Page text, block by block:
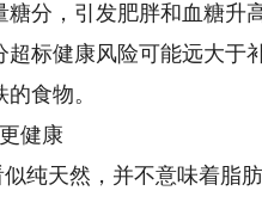
分，引发肥胖和血糖升
健康风险可能远大于补
食物。
健康
纯天然，并不意味着脂